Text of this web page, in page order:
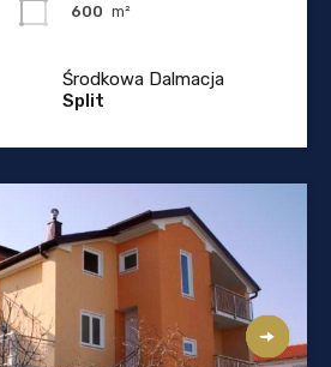
600 m²
Środkowa Dalmacja
Split